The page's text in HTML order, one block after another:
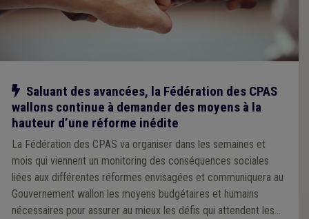
Notre action
Saluant des avancées, la Fédération des CPAS
wallons continue à demander des moyens à la
hauteur d’une réforme inédite
La Fédération des CPAS va organiser dans les semaines et
mois qui viennent un monitoring des conséquences sociales
liées aux différentes réformes envisagées et communiquera au
Gouvernement wallon les moyens budgétaires et humains
nécessaires pour assurer au mieux les défis qui attendent les